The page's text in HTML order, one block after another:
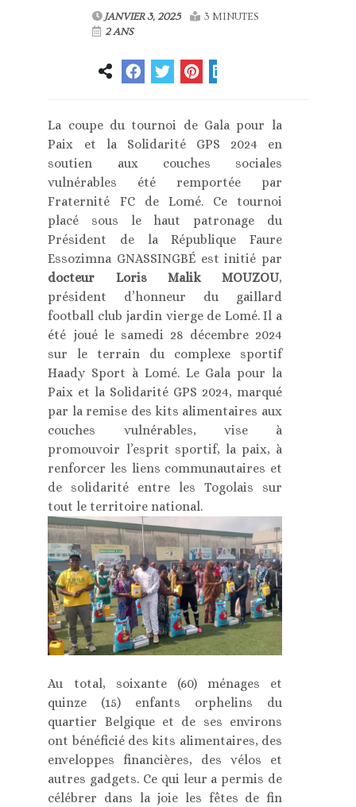
JANVIER 3, 2025
3 MINUTES
2 ANS
La coupe du tournoi de Gala pour la
Paix et la Solidarité GPS 2024 en
soutien aux couches sociales
vulnérables été remportée par
Fraternité FC de Lomé. Ce tournoi
placé sous le haut patronage du
Président de la République Faure
Essozimna GNASSINGBÉ est initié par
docteur Loris Malik MOUZOU,
président d’honneur du gaillard
football club jardin vierge de Lomé. Il a
été joué le samedi 28 décembre 2024
sur le terrain du complexe sportif
Haady Sport à Lomé. Le Gala pour la
Paix et la Solidarité GPS 2024, marqué
par la remise des kits alimentaires aux
couches vulnérables, vise à
promouvoir l’esprit sportif, la paix, à
renforcer les liens communautaires et
de solidarité entre les Togolais sur
tout le territoire national.
Au total, soixante (60) ménages et
quinze (15) enfants orphelins du
quartier Belgique et de ses environs
ont bénéficié des kits alimentaires, des
enveloppes financières, des vélos et
autres gadgets. Ce qui leur a permis de
célébrer dans la joie les fêtes de fin